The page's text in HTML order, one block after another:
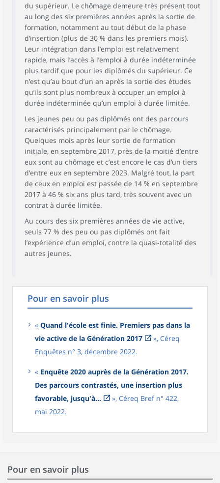
du supérieur. Le chômage demeure très présent tout
au long des six premières années après la sortie de
formation, notamment au tout début de la phase
d’insertion (plus de 30 % dans les premiers mois).
Leur intégration dans l’emploi est relativement
rapide, mais l’accès à l’emploi à durée indéterminée
plus tardif que pour les diplômés du supérieur. Ce
n’est qu’au bout d’un an après la sortie des études
qu’ils sont plus nombreux à occuper un emploi à
durée indéterminée qu’un emploi à durée limitée.
Les jeunes peu ou pas diplômés ont des parcours
caractérisés principalement par le chômage.
Quelques mois après leur sortie de formation
initiale, en septembre 2017, près de la moitié d’entre
eux sont au chômage et c’est encore le cas d’un tiers
d’entre eux en septembre 2023. Malgré tout, la part
de ceux en emploi est passée de 14 % en septembre
2017 à 46 % six ans plus tard, très souvent avec un
contrat à durée limitée.
Au cours des six premières années de vie active,
seuls 77 % des peu ou pas diplômés ont fait
l’expérience d’un emploi, contre la quasi-totalité des
autres jeunes.
Pour en savoir plus
« Quand l'école est finie. Premiers pas dans la
vie active de la Génération 2017
», Céreq
Enquêtes n° 3, décembre 2022.
« Enquête 2020 auprès de la Génération 2017.
Des parcours contrastés, une insertion plus
favorable, jusqu'à...
», Céreq Bref n° 422,
mai 2022.
Pour en savoir plus